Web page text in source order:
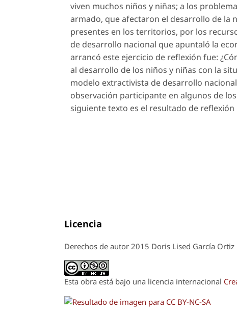
viven muchos niños y niñas; a los
armado, que afectaron el desarrollo de la
presentes en los territorios, por los
de desarrollo nacional que apuntaló la
arrancó este ejercicio de reflexión fue:
al desarrollo de los niños y niñas con la
modelo extractivista de desarrollo
observación participante en algunos de
siguiente texto es el resultado de reflexión
Licencia
Derechos de autor 2015 Doris Lised García Ortiz
Esta obra está bajo una licencia internacional